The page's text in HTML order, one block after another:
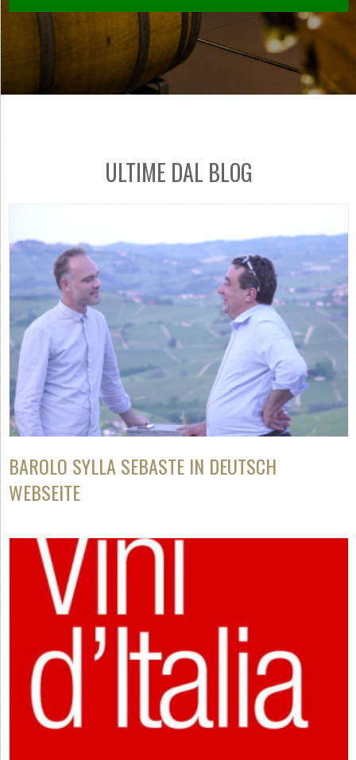
ULTIME DAL BLOG
BAROLO SYLLA SEBASTE IN DEUTSCH
WEBSEITE